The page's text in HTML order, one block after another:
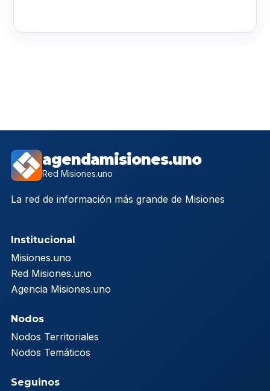
agendamisiones.uno
Red Misiones.uno
La red de información más grande de Misiones
Institucional
Misiones.uno
Red Misiones.uno
Agencia Misiones.uno
Nodos
Nodos Territoriales
Nodos Temáticos
Seguinos